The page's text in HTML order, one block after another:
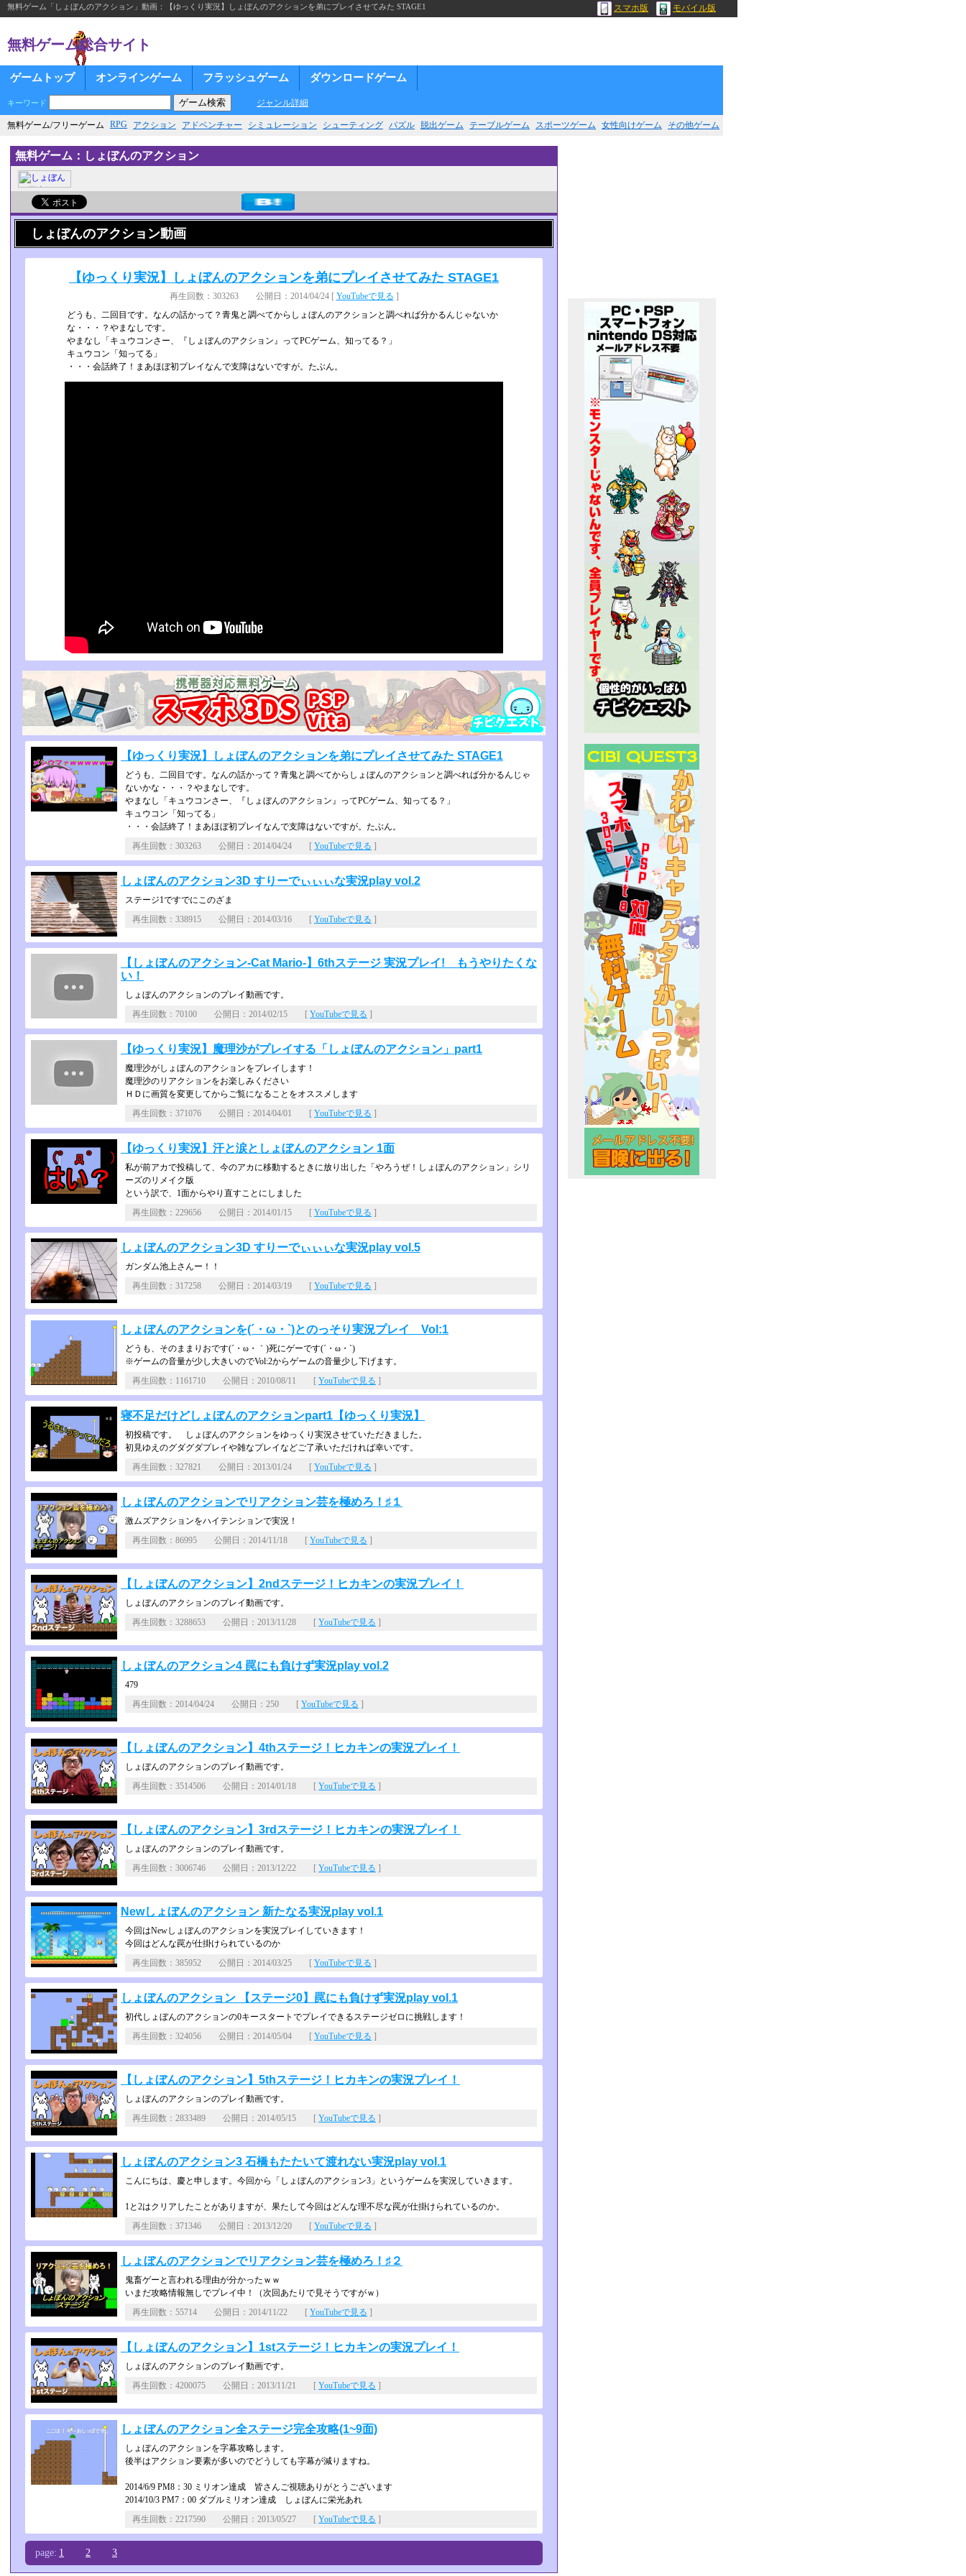
無料ゲーム「しょぼんのアクション」動画：【ゆっくり実況】しょぼんのアクションを弟にプレイさせてみた STAGE1 スマホ版 モバイル版
無料ゲーム総合サイト
ゲームトップ オンラインゲーム フラッシュゲーム ダウンロードゲーム
キーワード ジャンル詳細
無料ゲーム/フリーゲーム RPG アクション アドベンチャー シミュレーション シューティング パズル 脱出ゲーム テーブルゲーム スポーツゲーム 女性向けゲーム その他ゲーム
無料ゲーム：しょぼんのアクション
しょぼんのアクション動画
【ゆっくり実況】しょぼんのアクションを弟にプレイさせてみた STAGE1
再生回数：303263 公開日：2014/04/24 [ YouTubeで見る ]
どうも、二回目です。なんの話かって？青鬼と調べてからしょぼんのアクションと調べれ­ば分かるんじゃないか
な・・・？やまなしです。
やまなし「キュウコンさー、『しょぼんのアクション』ってPCゲーム、知ってる？」
キュウコン「知ってる」
・・・会話終了！まあほぼ初プレイなんで支障はないですが。たぶん。
【ゆっくり実況】しょぼんのアクションを弟にプレイさせてみた STAGE1
どうも、二回目です。なんの話かって？青鬼と調べてからしょぼんのアクションと調べれ­ば分かるんじゃ
ないかな・・・？やまなしです。
やまなし「キュウコンさー、『しょぼんのアクション』ってPCゲーム、知ってる？」
キュウコン「知ってる」
・・・会話終了！まあほぼ初プレイなんで支障はないですが。たぶん。
再生回数：303263 公開日：2014/04/24 [ YouTubeで見る ]
しょぼんのアクション3D すりーでぃぃぃな実況play vol.2
ステージ1ですでにこのざま
再生回数：338915 公開日：2014/03/16 [ YouTubeで見る ]
【しょぼんのアクション-Cat Mario-】6thステージ 実況プレイ! もうやりたくな
い！
しょぼんのアクションのプレイ動画です。
再生回数：70100 公開日：2014/02/15 [ YouTubeで見る ]
【ゆっくり実況】魔理沙がプレイする「しょぼんのアクション」part1
魔理沙がしょぼんのアクションをプレイします！
魔理沙のリアクションをお楽しみください
ＨＤに画質を変更してからご覧になることをオススメします
再生回数：371076 公開日：2014/04/01 [ YouTubeで見る ]
【ゆっくり実況】汗と涙としょぼんのアクション 1面
私が前アカで投稿して、今のアカに移動するときに放り出した「やろうぜ！しょぼんのア­クション」シリ
ーズのリメイク版
という訳で、1面からやり直すことにしました
再生回数：229656 公開日：2014/01/15 [ YouTubeで見る ]
しょぼんのアクション3D すりーでぃぃぃな実況play vol.5
ガンダム池上さんー！！
再生回数：317258 公開日：2014/03/19 [ YouTubeで見る ]
しょぼんのアクションを(´・ω・`)とのっそり実況プレイ Vol:1
どうも、そのままりおです(´・ω・｀)死にゲーです(´・ω・`)
※ゲームの音量が少し大きいのでVol:2からゲームの音量少し下げます。
再生回数：1161710 公開日：2010/08/11 [ YouTubeで見る ]
寝不足だけどしょぼんのアクションpart1【ゆっくり実況】
初投稿です。 しょぼんのアクションをゆっくり実況させていただきました。
初見ゆえのグダグダプレイや雑なプレイなどご了承いただければ幸いです。
再生回数：327821 公開日：2013/01/24 [ YouTubeで見る ]
しょぼんのアクションでリアクション芸を極めろ！♯１
激ムズアクションをハイテンションで実況！
再生回数：86995 公開日：2014/11/18 [ YouTubeで見る ]
【しょぼんのアクション】2ndステージ！ヒカキンの実況プレイ！
しょぼんのアクションのプレイ動画です。
再生回数：3288653 公開日：2013/11/28 [ YouTubeで見る ]
しょぼんのアクション4 罠にも負けず実況play vol.2
479
再生回数：2014/04/24 公開日：250 [ YouTubeで見る ]
【しょぼんのアクション】4thステージ！ヒカキンの実況プレイ！
しょぼんのアクションのプレイ動画です。
再生回数：3514506 公開日：2014/01/18 [ YouTubeで見る ]
【しょぼんのアクション】3rdステージ！ヒカキンの実況プレイ！
しょぼんのアクションのプレイ動画です。
再生回数：3006746 公開日：2013/12/22 [ YouTubeで見る ]
Newしょぼんのアクション 新たなる実況play vol.1
今回はNewしょぼんのアクションを実況プレイしていきます！
今回はどんな罠が仕掛けられているのか
再生回数：385952 公開日：2014/03/25 [ YouTubeで見る ]
しょぼんのアクション 【ステージ0】罠にも負けず実況play vol.1
初代しょぼんのアクションの0キースタートでプレイできるステージゼロに挑戦します！
再生回数：324056 公開日：2014/05/04 [ YouTubeで見る ]
【しょぼんのアクション】5thステージ！ヒカキンの実況プレイ！
しょぼんのアクションのプレイ動画です。
再生回数：2833489 公開日：2014/05/15 [ YouTubeで見る ]
しょぼんのアクション3 石橋もたたいて渡れない実況play vol.1
こんにちは、慶と申します。今回から「しょぼんのアクション3」というゲームを実況し­ていきます。
1と2はクリアしたことがありますが、果たして今回はどんな理不尽な罠が仕掛けられて­いるのか。
再生回数：371346 公開日：2013/12/20 [ YouTubeで見る ]
しょぼんのアクションでリアクション芸を極めろ！♯２
鬼畜ゲーと言われる理由が分かったｗｗ
いまだ攻略情報無しでプレイ中！（次回あたりで見そうですがｗ）
再生回数：55714 公開日：2014/11/22 [ YouTubeで見る ]
【しょぼんのアクション】1stステージ！ヒカキンの実況プレイ！
しょぼんのアクションのプレイ動画です。
再生回数：4200075 公開日：2013/11/21 [ YouTubeで見る ]
しょぼんのアクション全ステージ完全攻略(1~9面)
しょぼんのアクションを字幕攻略します。
後半はアクション要素が多いのでどうしても字幕が減りますね。
2014/6/9 PM8：30 ミリオン達成 皆さんご視聴ありがとうございます
2014/10/3 PM7：00 ダブルミリオン達成 しょぼんに栄光あれ
再生回数：2217590 公開日：2013/05/27 [ YouTubeで見る ]
page: 1 2 3